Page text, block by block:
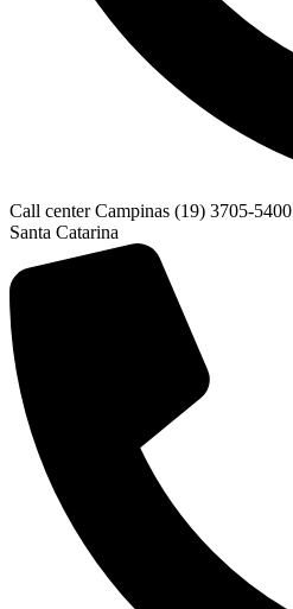
Call center Campinas (19) 3705-5400
Santa Catarina